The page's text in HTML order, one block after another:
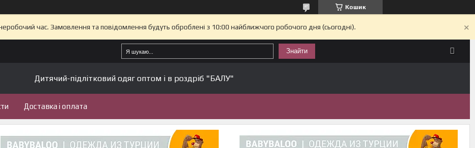
Кошик
неробочий час. Замовлення та повідомлення будуть оброблені з 10:00 найближчого робочого дня (сьогодні).
Знайти
Дитячий-підлітковий одяг оптом і в роздріб "БАЛУ"
Доставка і оплата